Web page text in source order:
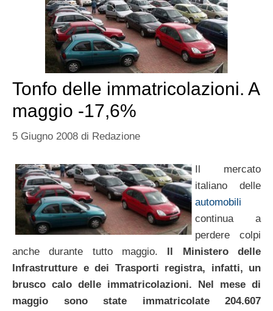
Tonfo delle immatricolazioni. A
maggio -17,6%
5 Giugno 2008 di Redazione
Il mercato
italiano delle
automobili
continua a
perdere colpi
anche durante tutto maggio.
Il Ministero delle
Infrastrutture e dei Trasporti registra, infatti, un
brusco calo delle immatricolazioni. Nel mese di
maggio sono state immatricolate 204.607